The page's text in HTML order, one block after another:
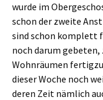
wurde im
schon der zweite
sind schon komplett
noch darum gebeten,
Wohnräumen
dieser Woche noch
deren Zeit nämlich